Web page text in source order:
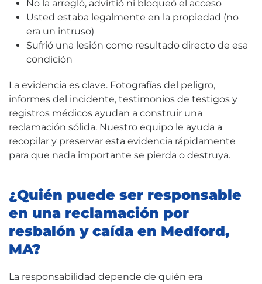
No la arregló, advirtió ni bloqueó el acceso
Usted estaba legalmente en la propiedad (no
era un intruso)
Sufrió una lesión como resultado directo de esa
condición
La evidencia es clave. Fotografías del peligro,
informes del incidente, testimonios de testigos y
registros médicos ayudan a construir una
reclamación sólida. Nuestro equipo le ayuda a
recopilar y preservar esta evidencia rápidamente
para que nada importante se pierda o destruya.
¿Quién puede ser responsable
en una reclamación por
resbalón y caída en Medford,
MA?
La responsabilidad depende de quién era